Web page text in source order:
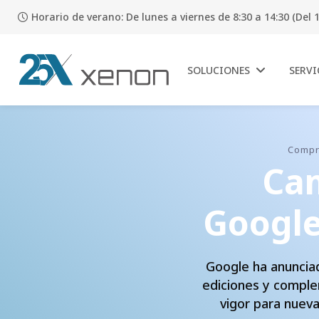
Horario de verano: De lunes a viernes de 8:30 a 14:30 (Del
SOLUCIONES
Google ha
ediciones y
vigor para